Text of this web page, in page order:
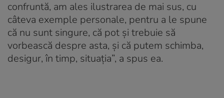
confruntă, am ales ilustrarea de mai sus, cu
câteva exemple personale, pentru a le spune
că nu sunt singure, că pot și trebuie să
vorbească despre asta, și că putem schimba,
desigur, în timp, situația”, a spus ea.